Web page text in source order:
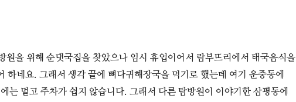
원을 위해 순댓국집을 찾았으나 임시 휴업이어서 람부뜨리에서 태국음식을
하네요. 그래서 생각 끝에 뼈다귀해장국을 먹기로 했는데 여기 운중동에
는 멀고 주차가 쉽지 않습니다. 그래서 다른 탐방원이 이야기한 삼평동에